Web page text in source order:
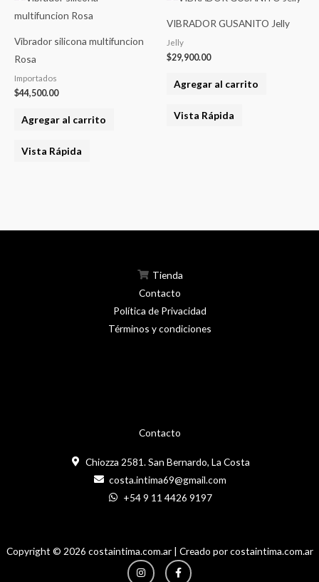
Vibrador silicona multifuncion
Rosa
Importados
$44,500.00
Agregar al carrito
Vista Rápida
VIBRADOR GUSANITO Jelly
Jelly
$29,900.00
Agregar al carrito
Vista Rápida
Contacto
Chiozza 2581. San Bernardo, La Costa
costa.intima69@gmail.com
+54 9 11 4426 9197
Tienda
Contacto
Política de Privacidad
Términos y condiciones
Copyright © 2026 costaintima.com.ar | Creado por costaintima.com.ar
InstagramFacebook-
f